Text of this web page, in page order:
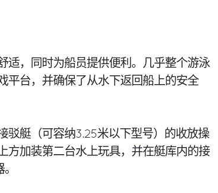
适，同时为船员提供便利。几乎整个游泳
平台，并确保了从水下返回船上的安全
驳艇（可容纳3.25米以下型号）的收放操
方加装第二台水上玩具，并在艇库内的接